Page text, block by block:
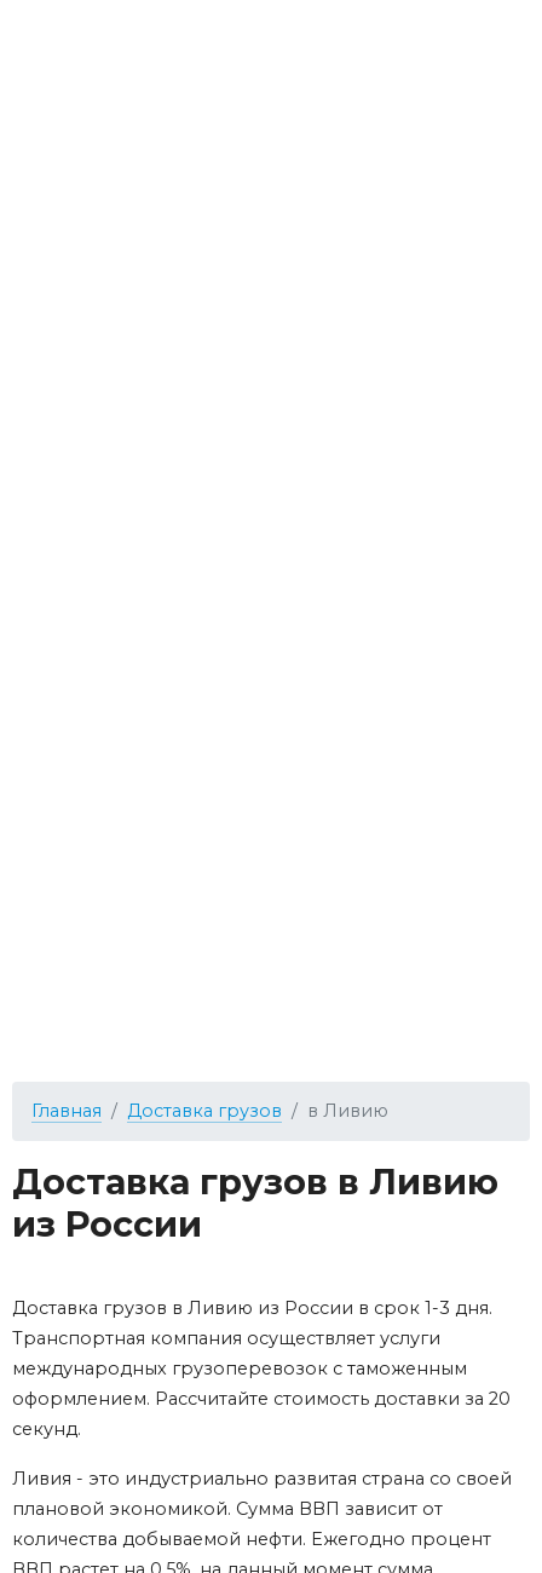
Главная Доставка грузов в Ливию
Доставка грузов в Ливию
из России
Доставка грузов в Ливию из России в срок 1-3 дня.
Транспортная компания осуществляет услуги
международных грузоперевозок с таможенным
оформлением. Рассчитайте стоимость доставки за 20
секунд.
Ливия - это индустриально развитая страна со своей
плановой экономикой. Сумма ВВП зависит от
количества добываемой нефти. Ежегодно процент